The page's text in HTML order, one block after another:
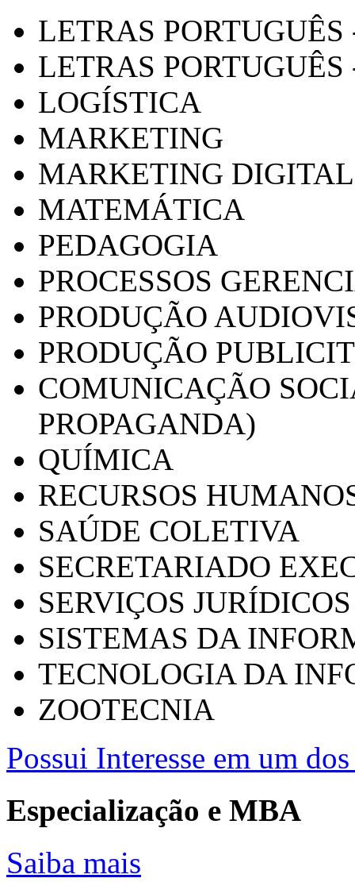
LETRAS
LETRAS PORTUGUÊS
LOGÍSTICA
MARKETING
MARKETING DIGITAL
MATEMÁTICA
PEDAGOGIA
PROCESSOS
PRODUÇÃO
PRODUÇÃO
COMUNICAÇÃO
PROPAGANDA)
QUÍMICA
RECURSOS
SAÚDE COLETIVA
SECRETARIADO
SERVIÇOS
SISTEMAS DA
TECNOLOGIA DA
ZOOTECNIA
Possui Interesse em um
Especialização e MBA
Saiba mais